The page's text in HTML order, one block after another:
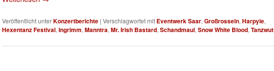
Veröffentlicht unterKonzertberichte | Verschlagwortet mit Eventwerk Saar, Großrosseln, Harpyie,
Hexentanz Festival, Ingrimm, Manntra, Mr. Irish Bastard, Schandmaul, Snow White Blood, Tanzwut